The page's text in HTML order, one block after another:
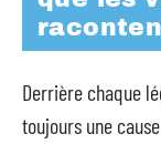
Derrière chaque
toujours une